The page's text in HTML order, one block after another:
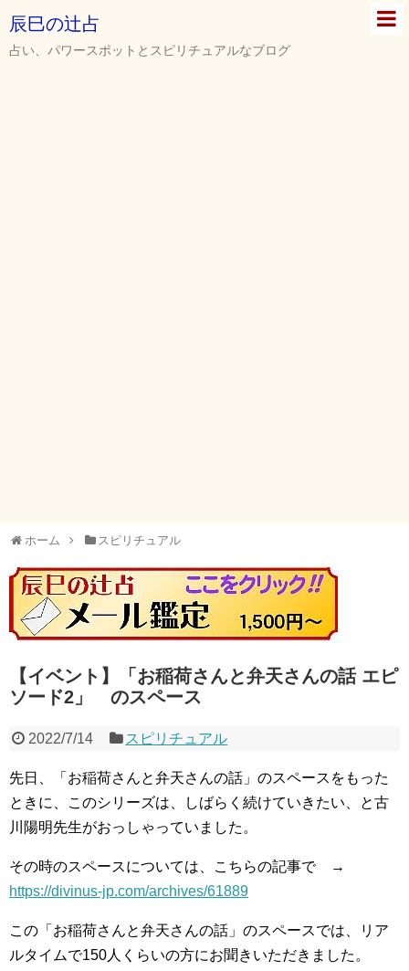
辰巳の辻占
占い、パワースポットとスピリチュアルなブログ
ホーム スピリチュアル
【イベント】「お稲荷さんと弁天さんの話 エピ
ソード2」 のスペース
2022/7/14 スピリチュアル
先日、「お稲荷さんと弁天さんの話」のスペースをもった
ときに、このシリーズは、しばらく続けていきたい、と古
川陽明先生がおっしゃっていました。
その時のスペースについては、こちらの記事で →
https://divinus-jp.com/archives/61889
この「お稲荷さんと弁天さんの話」のスペースでは、リア
ルタイムで150人くらいの方にお聞きいただきました。